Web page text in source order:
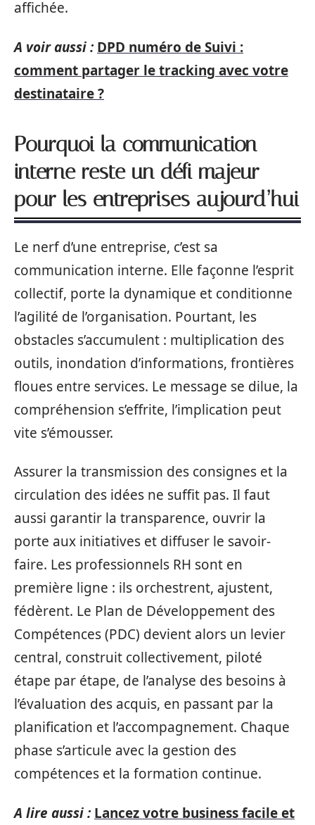
affichée.
A voir aussi : DPD numéro de Suivi :
comment partager le tracking avec votre
destinataire ?
Pourquoi la communication
interne reste un défi majeur
pour les entreprises aujourd’hui
Le nerf d’une entreprise, c’est sa
communication interne. Elle façonne l’esprit
collectif, porte la dynamique et conditionne
l’agilité de l’organisation. Pourtant, les
obstacles s’accumulent : multiplication des
outils, inondation d’informations, frontières
floues entre services. Le message se dilue, la
compréhension s’effrite, l’implication peut
vite s’émousser.
Assurer la transmission des consignes et la
circulation des idées ne suffit pas. Il faut
aussi garantir la transparence, ouvrir la
porte aux initiatives et diffuser le savoir-
faire. Les professionnels RH sont en
première ligne : ils orchestrent, ajustent,
fédèrent. Le Plan de Développement des
Compétences (PDC) devient alors un levier
central, construit collectivement, piloté
étape par étape, de l’analyse des besoins à
l’évaluation des acquis, en passant par la
planification et l’accompagnement. Chaque
phase s’articule avec la gestion des
compétences et la formation continue.
A lire aussi : Lancez votre business facile et